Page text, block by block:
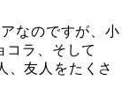
なのですが、小
コラ、そして
、友人をたくさ